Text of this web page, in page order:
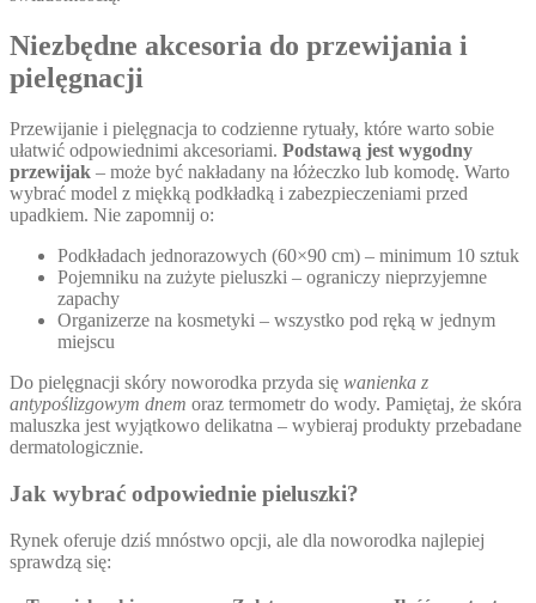
Niezbędne akcesoria do przewijania i
pielęgnacji
Przewijanie i pielęgnacja to codzienne rytuały, które warto sobie
ułatwić odpowiednimi akcesoriami. Podstawą jest wygodny
przewijak – może być nakładany na łóżeczko lub komodę. Warto
wybrać model z miękką podkładką i zabezpieczeniami przed
upadkiem. Nie zapomnij o:
Podkładach jednorazowych (60×90 cm) – minimum 10 sztuk
Pojemniku na zużyte pieluszki – ograniczy nieprzyjemne
zapachy
Organizerze na kosmetyki – wszystko pod ręką w jednym
miejscu
Do pielęgnacji skóry noworodka przyda się wanienka z
antypoślizgowym dnem oraz termometr do wody. Pamiętaj, że skóra
maluszka jest wyjątkowo delikatna – wybieraj produkty przebadane
dermatologicznie.
Jak wybrać odpowiednie pieluszki?
Rynek oferuje dziś mnóstwo opcji, ale dla noworodka najlepiej
sprawdzą się: